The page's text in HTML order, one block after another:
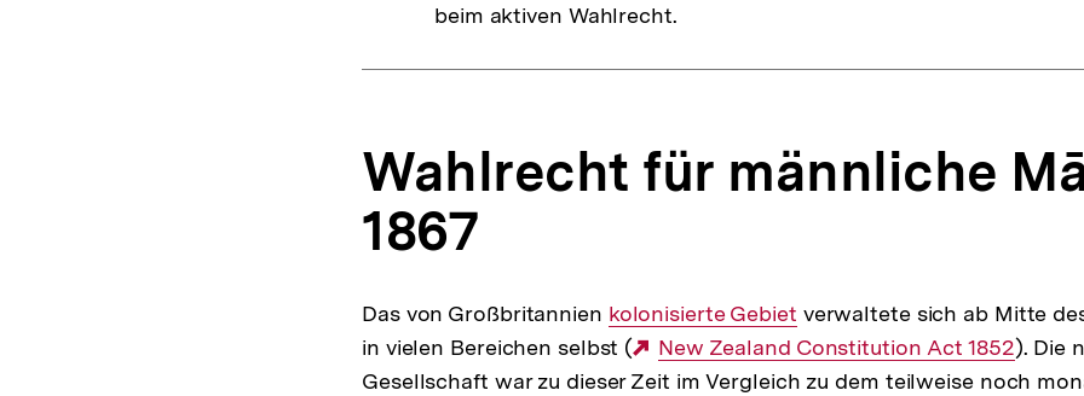
beim aktiven Wahlrecht.
Wahlrecht für männliche
1867
Das von Großbritannien Interner
Link:
kolonisierte Gebiet verwaltete sich ab Mitte
in vielen Bereichen selbst (
Externer
Link:
New Zealand Constitution Act 1852). Die
Gesellschaft war zu dieser Zeit im Vergleich zu dem teilweise noch